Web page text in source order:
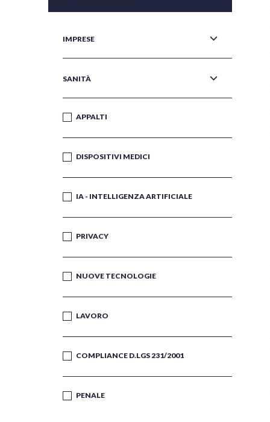
IMPRESE
SANITÀ
APPALTI
DISPOSITIVI MEDICI
IA - INTELLIGENZA ARTIFICIALE
PRIVACY
NUOVE TECNOLOGIE
LAVORO
COMPLIANCE D.LGS 231/2001
PENALE